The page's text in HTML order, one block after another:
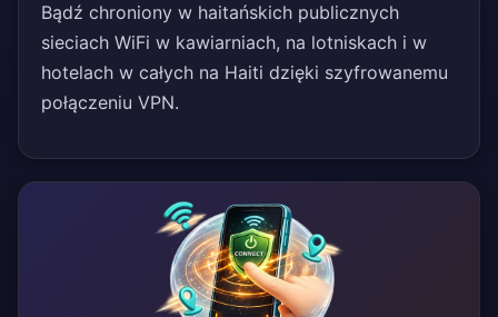
Bądź chroniony w haitańskich publicznych
sieciach WiFi w kawiarniach, na lotniskach i w
hotelach w całych na Haiti dzięki szyfrowanemu
połączeniu VPN.